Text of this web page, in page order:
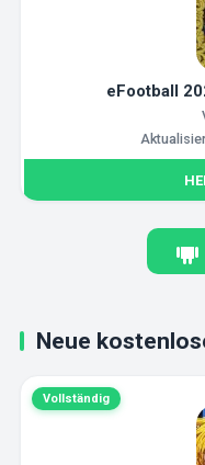
eFootball
Neue
Vollständig